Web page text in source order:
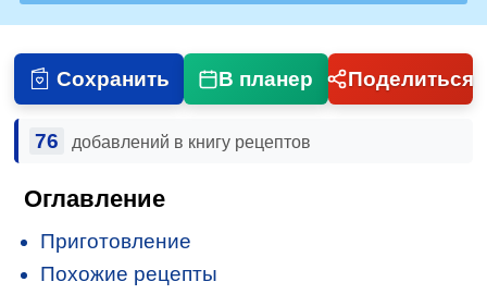
Сохранить В планер Поделиться
76 добавлений в книгу рецептов
Оглавление
Приготовление
Похожие рецепты